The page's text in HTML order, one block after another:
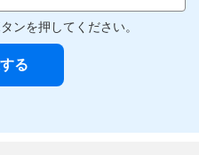
ンを押してください。